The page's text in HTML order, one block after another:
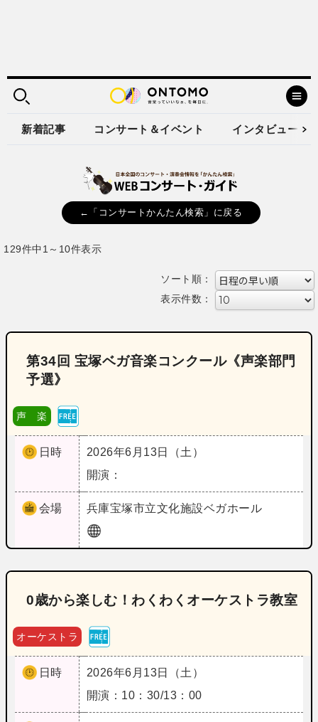
新着記事 コンサート＆イベント インタビュー
←「コンサートかんたん検索」に戻る
129件中1～10件表示
ソート順：
表示件数：
第34回 宝塚ベガ音楽コンクール《声楽部門
予選》
声 楽
日時
2026年6月13日（土）
開演：
会場 兵庫宝塚市立文化施設ベガホール
0歳から楽しむ！わくわくオーケストラ教室
オーケストラ
日時
2026年6月13日（土）
開演：10：30/13：00